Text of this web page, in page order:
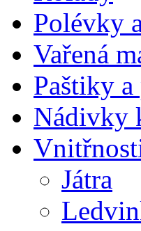
Polévky
Vařená
Paštiky
Nádivky
Játra